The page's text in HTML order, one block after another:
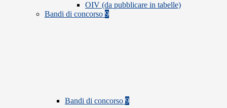
OIV (da pubblicare in tabelle)
Bandi di concorso 9
Bandi di concorso 9